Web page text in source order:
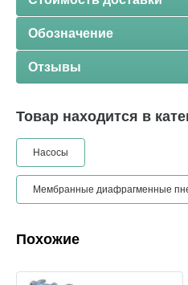
Обозначение
Отзывы
Товар находится в
Насосы
Мембранные диафрагменные
Похожие